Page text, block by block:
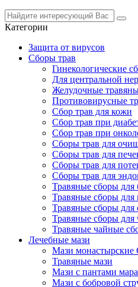
Категории
Защита от вирусов
Сборы трав
Гинекологические
Для центральной
Желудочные
Противовирусные
Сбор трав для кожи
Сбор трав при
Сбор трав при
Сборы трав для
Сборы трав для
Сборы трав для
Сборы трав для
Травяные сборы для
Травяные сборы для
Травяные сборы для
Травяные сборы для
Травяные чайные
Лечебные мази
Мази монастырские
Травяные мази
Мази с пантами
Мази с бобровой